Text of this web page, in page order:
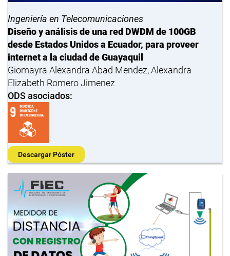
Ingeniería en Telecomunicaciones
Diseño y análisis de una red DWDM de 100GB
desde Estados Unidos a Ecuador, para proveer
internet a la ciudad de Guayaquil
Giomayra Alexandra Abad Mendez, Alexandra
Elizabeth Romero Jimenez
ODS asociados:
Descargar Póster